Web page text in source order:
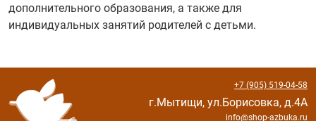
дополнительного образования, а также для
индивидуальных занятий родителей с детьми.
+7 (905) 519-04-58
г.Мытищи, ул.Борисовка, д.4А
info@shop-azbuka.ru